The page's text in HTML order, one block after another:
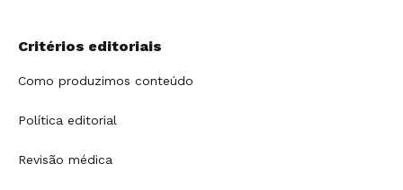
Critérios editoriais
Como produzimos conteúdo
Política editorial
Revisão médica